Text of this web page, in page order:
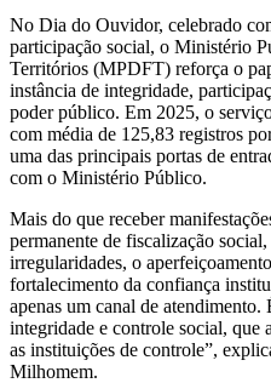
No Dia do Ouvidor, celebrado
participação social, o Ministério
Territórios (MPDFT) reforça o
instância de integridade,
poder público. Em 2025, o
com média de 125,83 registros
uma das principais portas de
com o Ministério Público.
Mais do que receber
permanente de fiscalização
irregularidades, o
fortalecimento da confiança
apenas um canal de atendimento.
integridade e controle social, que
as instituições de controle”,
Milhomem.